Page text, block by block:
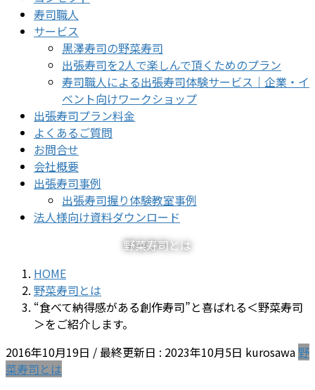
寿司職人
サービス
黒澤寿司の野菜寿司
出張寿司を2人で楽しんで頂くためのプラン
寿司職人による出張寿司体験サービス｜企業・イ
ベント向けワークショップ
出張寿司プラン料金
よくあるご質問
お問合せ
会社概要
出張寿司事例
出張寿司握り体験教室事例
法人様向け資料ダウンロード
野菜寿司とは
HOME
野菜寿司とは
“食べて納得感がある創作寿司”と喜ばれる＜野菜寿司
＞をご紹介します。
2016年10月19日 / 最終更新日 : 2023年10月5日 kurosawa野
菜寿司とは